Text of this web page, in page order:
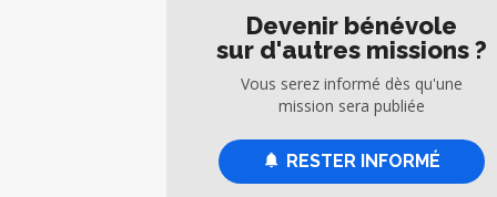
nouvelles thématiques d’un trimestre
l’autre.
Devenir bénévole
sur d'autres missions ?
Vous serez informé dès qu'une
mission sera publiée
RESTER INFORMÉ